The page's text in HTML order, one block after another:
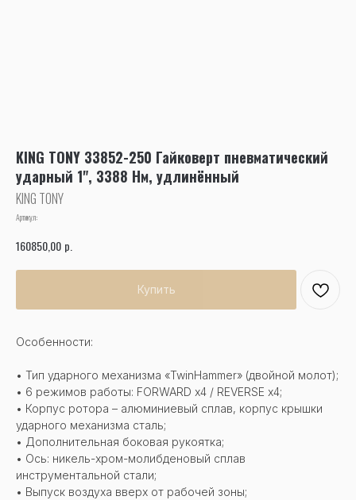
KING TONY 33852-250 Гайковерт пневматический
ударный 1", 3388 Нм, удлинённый
KING TONY
Артикул:
160850,00 р.
Купить
Особенности:
• Тип ударного механизма «TwinHammer» (двойной молот);
• 6 режимов работы: FORWARD х4 / REVERSE х4;
• Корпус ротора – алюминиевый сплав, корпус крышки
ударного механизма сталь;
• Дополнительная боковая рукоятка;
• Ось: никель-хром-молибденовый сплав
инструментальной стали;
• Выпуск воздуха вверх от рабочей зоны;